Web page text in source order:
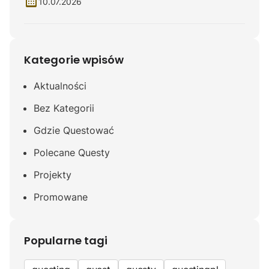
Kategorie wpisów
Aktualności
Bez Kategorii
Gdzie Questować
Polecane Questy
Projekty
Promowane
Popularne tagi